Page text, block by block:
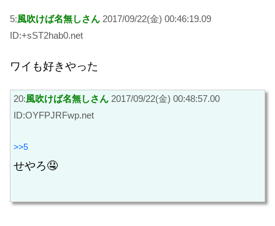
5:風吹けば名無しさん 2017/09/22(金) 00:46:19.09
ID:+sST2hab0.net
ワイも好きやった
20:風吹けば名無しさん 2017/09/22(金) 00:48:57.00
ID:OYFPJRFwp.net
>>5
せやろ🤤